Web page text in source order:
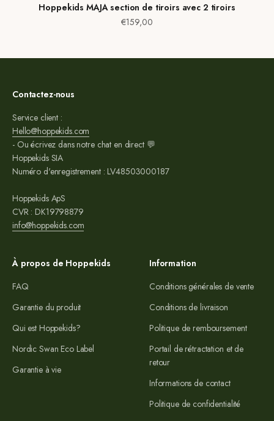
Hoppekids MAJA section de tiroirs avec 2 tiroirs
Prix de vente
€159,00
Contactez-nous
Service client :
Hello@hoppekids.com
- Ou écrivez dans notre chat en direct 💬
Hoppekids SIA
Numéro d'enregistrement : LV48503000187
Hoppekids ApS
CVR : DK19798879
info@hoppekids.com
À propos de Hoppekids
FAQ
Garantie du produit
Qui est Hoppekids?
Nordic Swan Eco Label
Garantie à vie
Information
Conditions générales de vente
Conditions de livraison
Politique de remboursement
Portail de rétractation et de
retour
Informations de contact
Politique de confidentialité